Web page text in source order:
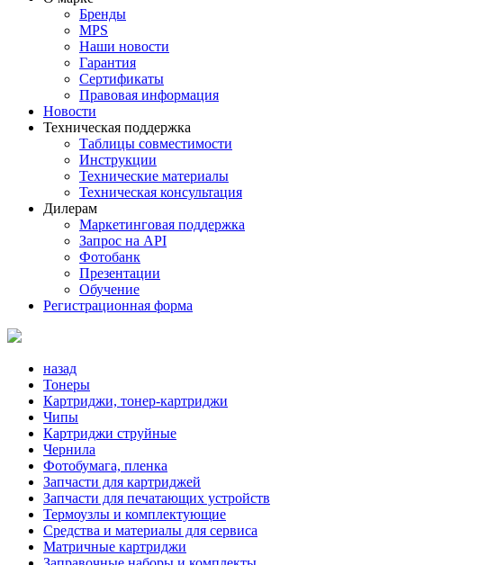
Бренды
MPS
Наши новости
Гарантия
Сертификаты
Правовая информация
Новости
Техническая поддержка
Таблицы совместимости
Инструкции
Технические материалы
Техническая консультация
Дилерам
Маркетинговая поддержка
Запрос на API
Фотобанк
Презентации
Обучение
Регистрационная форма
назад
Тонеры
Картриджи, тонер-картриджи
Чипы
Картриджи струйные
Чернила
Фотобумага, пленка
Запчасти для картриджей
Запчасти для печатающих устройств
Термоузлы и комплектующие
Средства и материалы для сервиса
Матричные картриджи